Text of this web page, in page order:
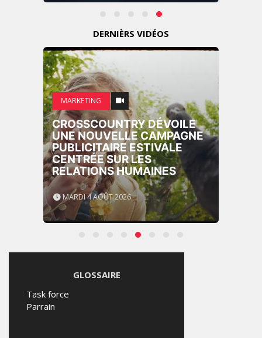
DERNIÈRS VIDÉOS
MARKETING
CROSSCOUNTRY DÉVOILE
UNE NOUVELLE CAMPAGNE
PUBLICITAIRE ESTIVALE
CENTRÉE SUR LES
RELATIONS HUMAINES
MARDI 4 AOÛT 2026
GLOSSAIRE
Task force
Parrain